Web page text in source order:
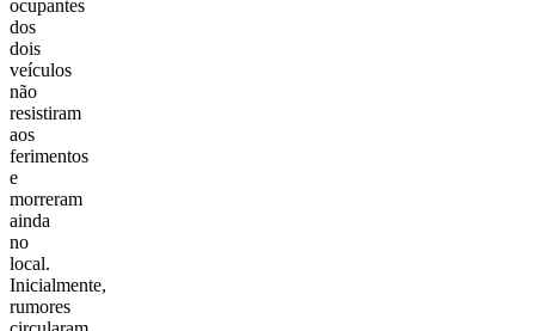
ocupantes
dos
dois
veículos
não
resistiram
aos
ferimentos
e
morreram
ainda
no
local.
Inicialmente,
rumores